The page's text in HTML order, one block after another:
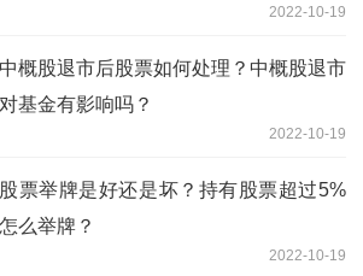
2022-10-19
中概股退市后股票如何处理？中概股退市
对基金有影响吗？
2022-10-19
股票举牌是好还是坏？持有股票超过5%
怎么举牌？
2022-10-19